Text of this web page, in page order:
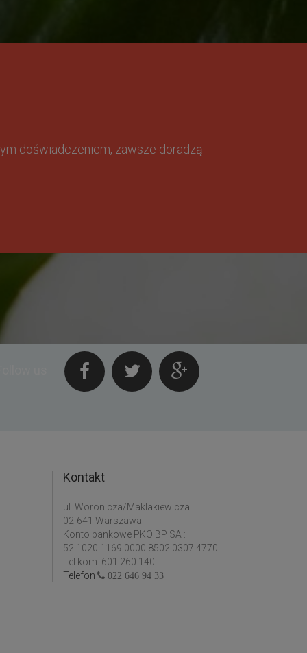
doświadczeniem, zawsze doradzą
Kontakt
ul. Woronicza/Maklakiewicza
02-641 Warszawa
Konto bankowe PKO BP SA :
52 1020 1169 0000 8502 0307 4770
Tel kom: 601 260 140
Telefon
022 646 94 33